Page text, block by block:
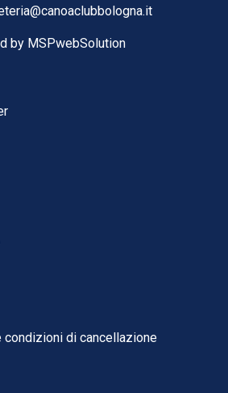
by MSPwebSolution
di cancellazione